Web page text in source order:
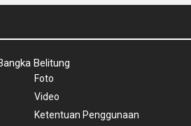
Belitung
Foto
Video
Ketentuan Penggunaan